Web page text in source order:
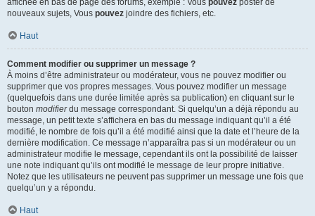
affichée en bas de page des forums, exemple : Vous pouvez poster de
nouveaux sujets, Vous pouvez joindre des fichiers, etc.
Haut
Comment modifier ou supprimer un message ?
À moins d’être administrateur ou modérateur, vous ne pouvez modifier ou
supprimer que vos propres messages. Vous pouvez modifier un message
(quelquefois dans une durée limitée après sa publication) en cliquant sur le
bouton modifierdu message correspondant. Si quelqu’un a déjà répondu au
message, un petit texte s’affichera en bas du message indiquant qu’il a été
modifié, le nombre de fois qu’il a été modifié ainsi que la date et l’heure de la
dernière modification. Ce message n’apparaîtra pas si un modérateur ou un
administrateur modifie le message, cependant ils ont la possibilité de laisser
une note indiquant qu’ils ont modifié le message de leur propre initiative.
Notez que les utilisateurs ne peuvent pas supprimer un message une fois que
quelqu’un y a répondu.
Haut